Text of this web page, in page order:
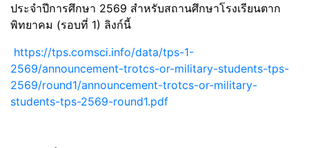
ประจำปีการศึกษา 2569 สำหรับสถานศึกษาโรงเรียนตาก
พิทยาคม (รอบที่ 1) ลิงก์นี้
https://tps.comsci.info/data/tps-1-
2569/announcement-trotcs-or-military-students-tps-
2569/round1/announcement-trotcs-or-military-
students-tps-2569-round1.pdf